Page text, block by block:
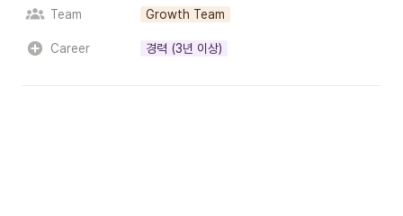
Team Growth Team
Career 경력 (3년 이상)